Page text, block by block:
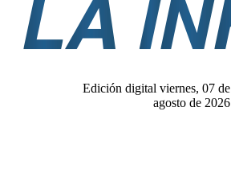
Edición digital viernes, 07 de
agosto de 2026